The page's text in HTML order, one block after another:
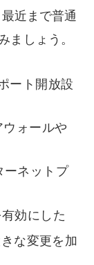
近まで普通
ましょう。
ート開放設
ォールや
ーネットプ
効にした
な変更を加